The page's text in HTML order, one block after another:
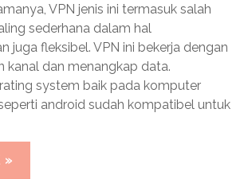
VPN jenis ini termasuk salah
sederhana dalam hal
juga fleksibel. VPN ini bekerja dengan
kanal dan menangkap data.
system baik pada komputer
android sudah kompatibel untuk
»